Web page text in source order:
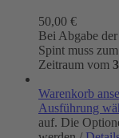
50,00 €
Bei Abgabe
Spint muss
Zeitraum vom
Warenkorb
Ausführung
auf. Die